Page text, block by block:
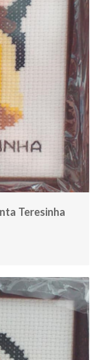
Teresinha